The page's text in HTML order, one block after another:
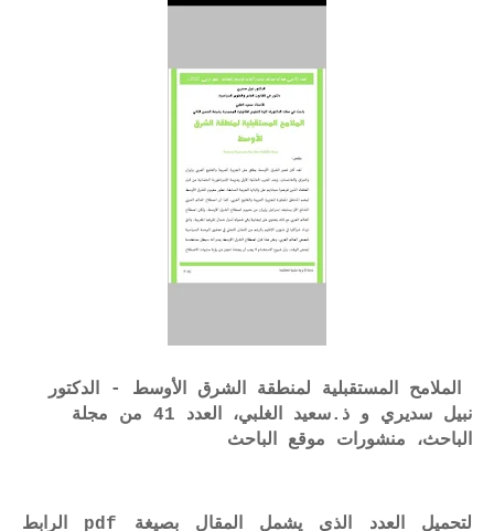
الملامح المستقبلية لمنطقة الشرق الأوسط - الدكتور
نبيل سديري و ذ.سعيد الغلبي، العدد 41 من مجلة
الباحث، منشورات موقع الباحث
لتحميل العدد الذي يشمل المقال بصيغة pdf الرابط